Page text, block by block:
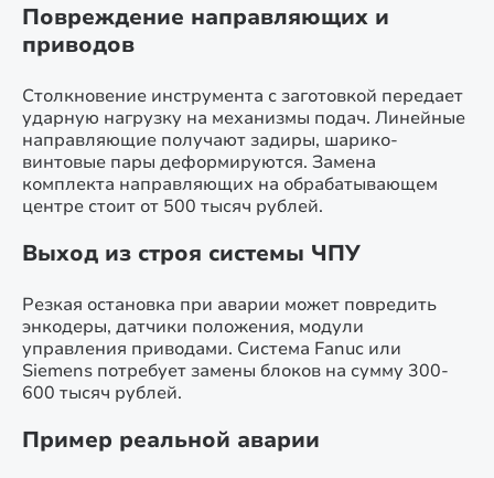
Повреждение направляющих и
приводов
Столкновение инструмента с заготовкой передает
ударную нагрузку на механизмы подач. Линейные
направляющие получают задиры, шарико-
винтовые пары деформируются. Замена
комплекта направляющих на обрабатывающем
центре стоит от 500 тысяч рублей.
Выход из строя системы ЧПУ
Резкая остановка при аварии может повредить
энкодеры, датчики положения, модули
управления приводами. Система Fanuc или
Siemens потребует замены блоков на сумму 300-
600 тысяч рублей.
Пример реальной аварии